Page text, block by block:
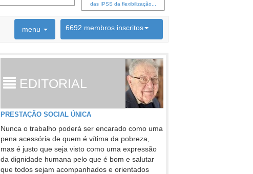
das IPSS da flexibilização...
menu 6692 membros inscritos
EDITORIAL
PRESTAÇÃO SOCIAL ÚNICA
Nunca o trabalho poderá ser encarado como uma
pena acessória de quem é vítima da pobreza,
mas é justo que seja visto como uma expressão
da dignidade humana pelo que é bom e salutar
que todos sejam acompanhados e orientados